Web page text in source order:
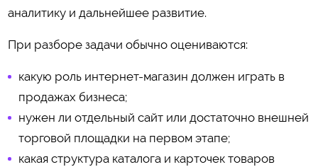
аналитику и дальнейшее развитие.
При разборе задачи обычно оцениваются:
какую роль интернет-магазин должен играть в
продажах бизнеса;
нужен ли отдельный сайт или достаточно внешней
торговой площадки на первом этапе;
какая структура каталога и карточек товаров